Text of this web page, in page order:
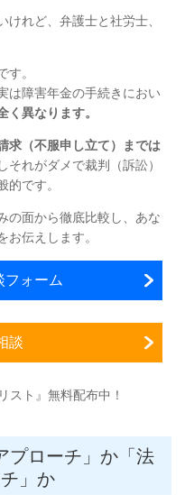
けれど、弁護士と社労士、
す。
は障害年金の手続きにおい
異なります。
求（不服申し立て）までは
それがダメで裁判（訴訟）
的です。
の面から徹底比較し、あな
お伝えします。
フォーム
談
スト』無料配布中！
プローチ」か「法
」か